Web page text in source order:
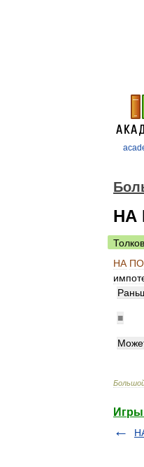
НА
НА
■
Игры